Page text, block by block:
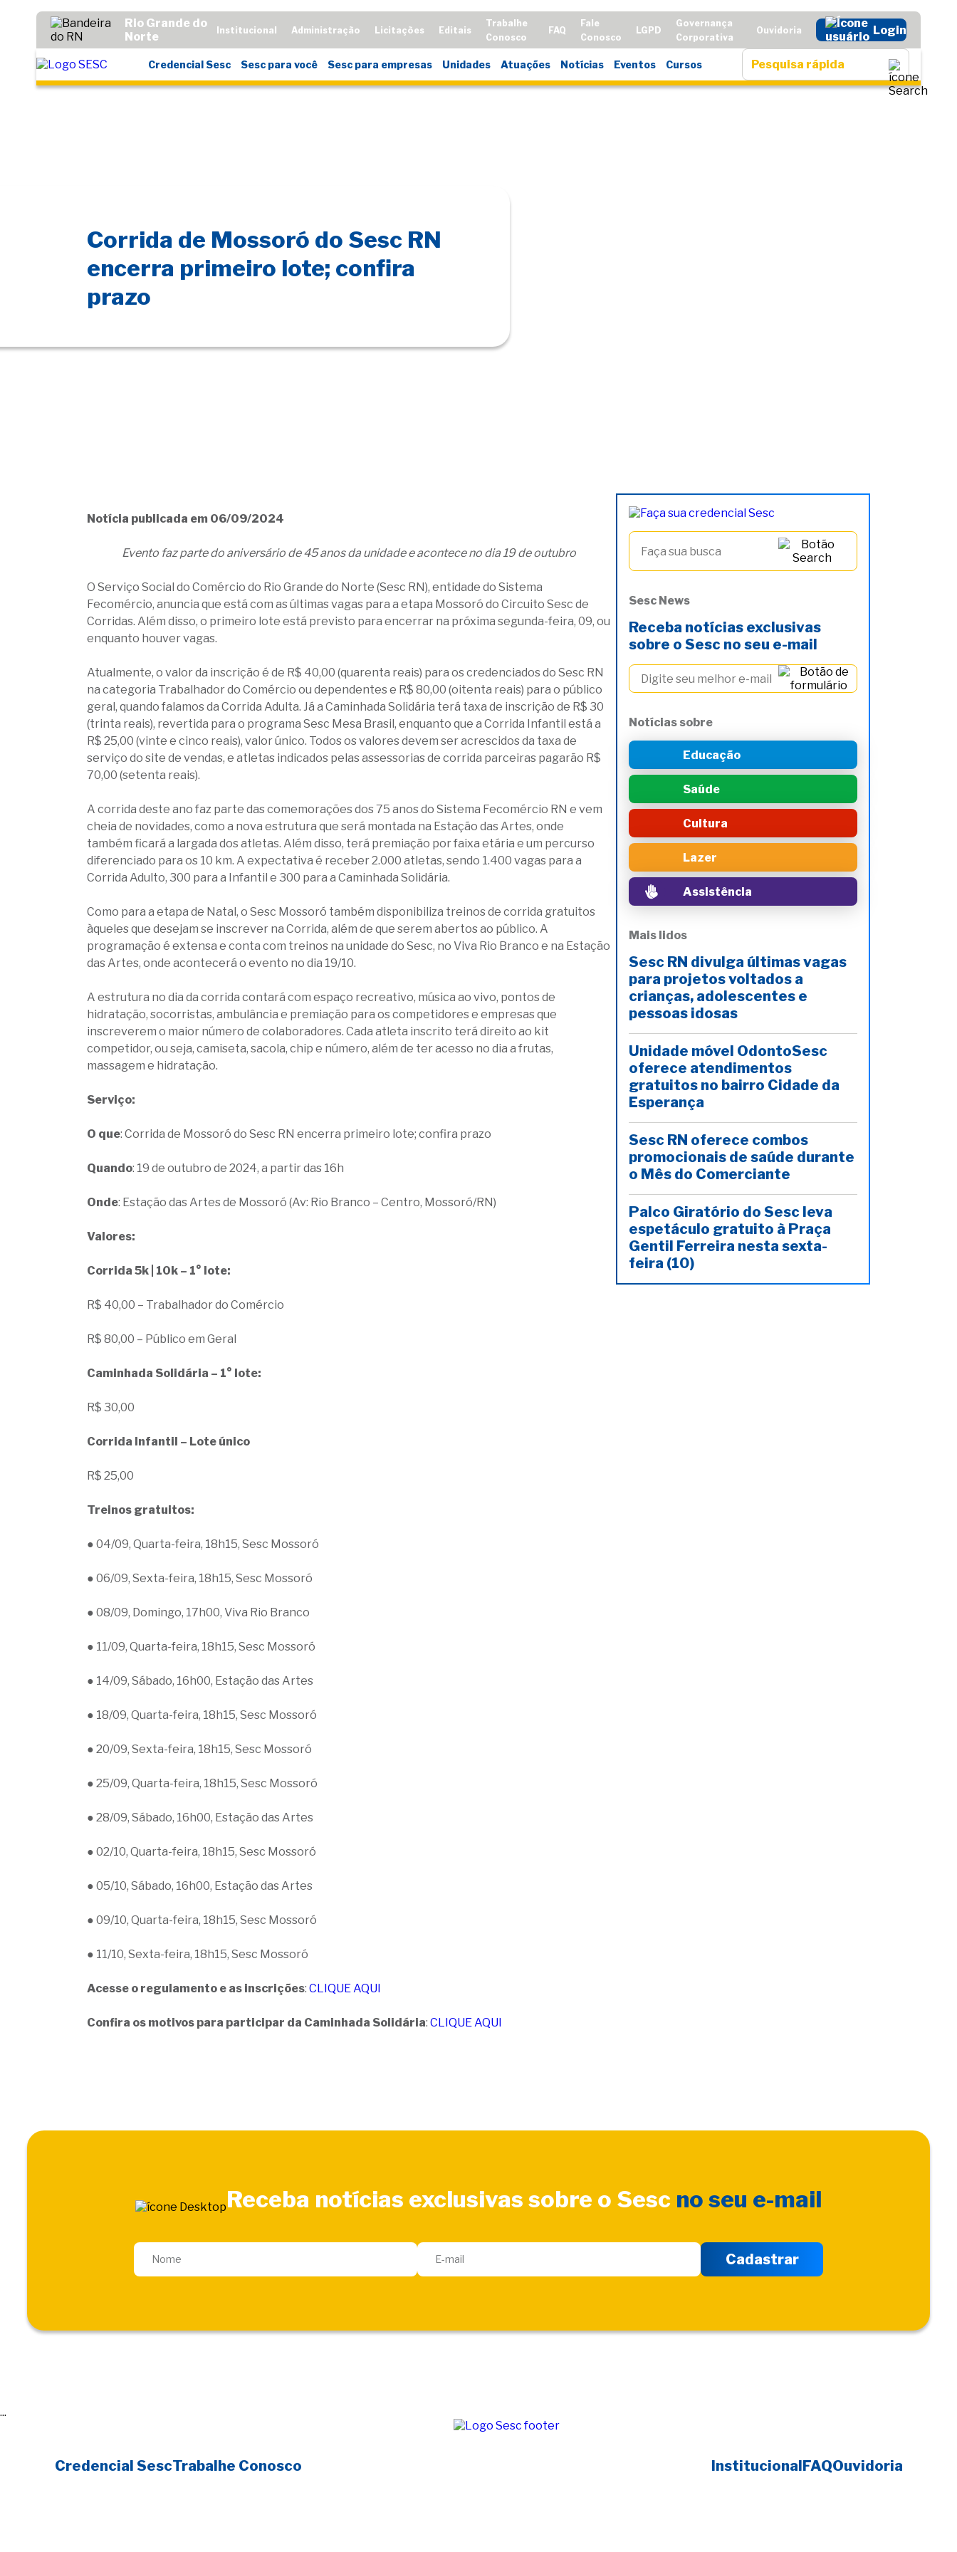
Rio Grande do
Norte
Institucional Administração Licitações Editais
Trabalhe
Conosco
FAQ
Fale
Conosco
LGPD
Governança
Corporativa
Ouvidoria Login
Credencial Sesc Sesc para você Sesc para empresas Unidades Atuações Notícias Eventos Cursos
Corrida de Mossoró do Sesc RN
encerra primeiro lote; confira
prazo
Notícia publicada em 06/09/2024
Evento faz parte do aniversário de 45 anos da unidade e acontece no dia 19 de outubro
O Serviço Social do Comércio do Rio Grande do Norte (Sesc RN), entidade do Sistema
Fecomércio, anuncia que está com as últimas vagas para a etapa Mossoró do Circuito Sesc de
Corridas. Além disso, o primeiro lote está previsto para encerrar na próxima segunda-feira, 09, ou
enquanto houver vagas.
Atualmente, o valor da inscrição é de R$ 40,00 (quarenta reais) para os credenciados do Sesc RN
na categoria Trabalhador do Comércio ou dependentes e R$ 80,00 (oitenta reais) para o público
geral, quando falamos da Corrida Adulta. Já a Caminhada Solidária terá taxa de inscrição de R$ 30
(trinta reais), revertida para o programa Sesc Mesa Brasil, enquanto que a Corrida Infantil está a
R$ 25,00 (vinte e cinco reais), valor único. Todos os valores devem ser acrescidos da taxa de
serviço do site de vendas, e atletas indicados pelas assessorias de corrida parceiras pagarão R$
70,00 (setenta reais).
A corrida deste ano faz parte das comemorações dos 75 anos do Sistema Fecomércio RN e vem
cheia de novidades, como a nova estrutura que será montada na Estação das Artes, onde
também ficará a largada dos atletas. Além disso, terá premiação por faixa etária e um percurso
diferenciado para os 10 km. A expectativa é receber 2.000 atletas, sendo 1.400 vagas para a
Corrida Adulto, 300 para a Infantil e 300 para a Caminhada Solidária.
Como para a etapa de Natal, o Sesc Mossoró também disponibiliza treinos de corrida gratuitos
àqueles que desejam se inscrever na Corrida, além de que serem abertos ao público. A
programação é extensa e conta com treinos na unidade do Sesc, no Viva Rio Branco e na Estação
das Artes, onde acontecerá o evento no dia 19/10.
A estrutura no dia da corrida contará com espaço recreativo, música ao vivo, pontos de
hidratação, socorristas, ambulância e premiação para os competidores e empresas que
inscreverem o maior número de colaboradores. Cada atleta inscrito terá direito ao kit
competidor, ou seja, camiseta, sacola, chip e número, além de ter acesso no dia a frutas,
massagem e hidratação.
Serviço:
O que: Corrida de Mossoró do Sesc RN encerra primeiro lote; confira prazo
Quando: 19 de outubro de 2024, a partir das 16h
Onde: Estação das Artes de Mossoró (Av: Rio Branco – Centro, Mossoró/RN)
Valores:
Corrida 5k | 10k – 1° lote:
R$ 40,00 – Trabalhador do Comércio
R$ 80,00 – Público em Geral
Caminhada Solidária – 1° lote:
R$ 30,00
Corrida Infantil – Lote único
R$ 25,00
Treinos gratuitos:
● 04/09, Quarta-feira, 18h15, Sesc Mossoró
● 06/09, Sexta-feira, 18h15, Sesc Mossoró
● 08/09, Domingo, 17h00, Viva Rio Branco
● 11/09, Quarta-feira, 18h15, Sesc Mossoró
● 14/09, Sábado, 16h00, Estação das Artes
● 18/09, Quarta-feira, 18h15, Sesc Mossoró
● 20/09, Sexta-feira, 18h15, Sesc Mossoró
● 25/09, Quarta-feira, 18h15, Sesc Mossoró
● 28/09, Sábado, 16h00, Estação das Artes
● 02/10, Quarta-feira, 18h15, Sesc Mossoró
● 05/10, Sábado, 16h00, Estação das Artes
● 09/10, Quarta-feira, 18h15, Sesc Mossoró
● 11/10, Sexta-feira, 18h15, Sesc Mossoró
Acesse o regulamento e as inscrições: CLIQUE AQUI
Confira os motivos para participar da Caminhada Solidária: CLIQUE AQUI
Sesc News
Receba notícias exclusivas
sobre o Sesc no seu e-mail
Notícias sobre
Educação
Saúde
Cultura
Lazer
Assistência
Mais lidos
Sesc RN divulga últimas vagas
para projetos voltados a
crianças, adolescentes e
pessoas idosas
Unidade móvel OdontoSesc
oferece atendimentos
gratuitos no bairro Cidade da
Esperança
Sesc RN oferece combos
promocionais de saúde durante
o Mês do Comerciante
Palco Giratório do Sesc leva
espetáculo gratuito à Praça
Gentil Ferreira nesta sexta-
feira (10)
Receba notícias exclusivas sobre o Sesc no seu e-mail
...
Credencial SescTrabalhe Conosco InstitucionalFAQOuvidoria